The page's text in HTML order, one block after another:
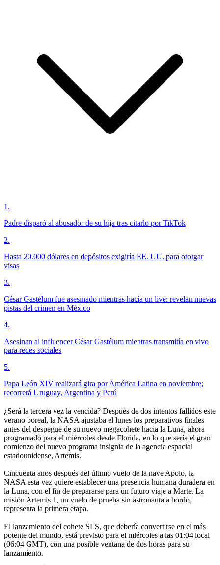
1 .
Padre disparó al abusador de su hija tras citarlo por TikTok
2.
Hasta 20.000 dólares en depósitos exigiría EE. UU. para otorgar
visas
3.
César Gastélum fue asesinado mientras hacía un live: revelan nuevas
pistas del crimen en México
4.
Asesinan al influencer César Gastélum mientras transmitía en vivo
para redes sociales
5.
Papa León XIV realizará gira por América Latina en noviembre;
recorrerá Uruguay, Argentina y Perú
¿Será la tercera vez la vencida? Después de dos intentos fallidos este
verano boreal, la NASA ajustaba el lunes los preparativos finales
antes del despegue de su nuevo megacohete hacia la Luna, ahora
programado para el miércoles desde Florida, en lo que sería el gran
comienzo del nuevo programa insignia de la agencia espacial
estadounidense, Artemis.
Cincuenta años después del último vuelo de la nave Apolo, la
NASA esta vez quiere establecer una presencia humana duradera en
la Luna, con el fin de prepararse para un futuro viaje a Marte. La
misión Artemis 1, un vuelo de prueba sin astronauta a bordo,
representa la primera etapa.
El lanzamiento del cohete SLS, que debería convertirse en el más
potente del mundo, está previsto para el miércoles a las 01:04 local
(06:04 GMT), con una posible ventana de dos horas para su
lanzamiento.